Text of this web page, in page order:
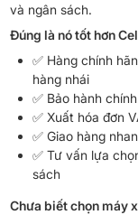
và ngân sách.
Đúng là nó tốt hơn
✅ Hàng chính
hàng nhái
✅ Bảo hành
✅ Xuất hóa đơn
✅ Giao hàng
✅ Tư vấn lựa
sách
Chưa biết chọn máy